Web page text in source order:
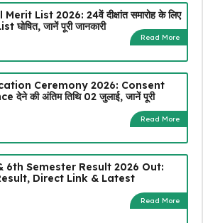
List 2026: 24वें दीक्षांत समारोह के लिए
जानें पूरी जानकारी
Read More
Ceremony 2026: Consent
की अंतिम तिथि 02 जुलाई, जानें पूरी
Read More
6th Semester Result 2026 Out:
Direct Link & Latest
Read More